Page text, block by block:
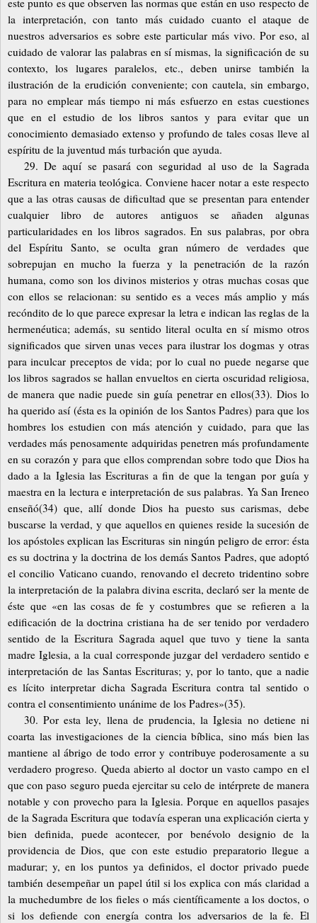
la interpretación, con tanto más cuidado cuanto el ataque de
nuestros adversarios es sobre este particular más vivo. Por eso, al
cuidado de valorar las palabras en sí mismas, la significación de su
contexto, los lugares paralelos, etc., deben unirse también la
ilustración de la erudición conveniente; con cautela, sin embargo,
para no emplear más tiempo ni más esfuerzo en estas cuestiones
que en el estudio de los libros santos y para evitar que un
conocimiento demasiado extenso y profundo de tales cosas lleve al
espíritu de la juventud más turbación que ayuda.
29. De aquí se pasará con seguridad al uso de la Sagrada
Escritura en materia teológica. Conviene hacer notar a este respecto
que a las otras causas de dificultad que se presentan para entender
cualquier libro de autores antiguos se añaden algunas
particularidades en los libros sagrados. En sus palabras, por obra
del Espíritu Santo, se oculta gran número de verdades que
sobrepujan en mucho la fuerza y la penetración de la razón
humana, como son los divinos misterios y otras muchas cosas que
con ellos se relacionan: su sentido es a veces más amplio y más
recóndito de lo que parece expresar la letra e indican las reglas de la
hermenéutica; además, su sentido literal oculta en sí mismo otros
significados que sirven unas veces para ilustrar los dogmas y otras
para inculcar preceptos de vida; por lo cual no puede negarse que
los libros sagrados se hallan envueltos en cierta oscuridad religiosa,
de manera que nadie puede sin guía penetrar en ellos(33). Dios lo
ha querido así (ésta es la opinión de los Santos Padres) para que los
hombres los estudien con más atención y cuidado, para que las
verdades más penosamente adquiridas penetren más profundamente
en su corazón y para que ellos comprendan sobre todo que Dios ha
dado a la Iglesia las Escrituras a fin de que la tengan por guía y
maestra en la lectura e interpretación de sus palabras. Ya San Ireneo
enseñó(34) que, allí donde Dios ha puesto sus carismas, debe
buscarse la verdad, y que aquellos en quienes reside la sucesión de
los apóstoles explican las Escrituras sin ningún peligro de error: ésta
es su doctrina y la doctrina de los demás Santos Padres, que adoptó
el concilio Vaticano cuando, renovando el decreto tridentino sobre
la interpretación de la palabra divina escrita, declaró ser la mente de
éste que «en las cosas de fe y costumbres que se refieren a la
edificación de la doctrina cristiana ha de ser tenido por verdadero
sentido de la Escritura Sagrada aquel que tuvo y tiene la santa
madre Iglesia, a la cual corresponde juzgar del verdadero sentido e
interpretación de las Santas Escrituras; y, por lo tanto, que a nadie
es lícito interpretar dicha Sagrada Escritura contra tal sentido o
contra el consentimiento unánime de los Padres»(35).
30. Por esta ley, llena de prudencia, la Iglesia no detiene ni
coarta las investigaciones de la ciencia bíblica, sino más bien las
mantiene al ábrigo de todo error y contribuye poderosamente a su
verdadero progreso. Queda abierto al doctor un vasto campo en el
que con paso seguro pueda ejercitar su celo de intérprete de manera
notable y con provecho para la Iglesia. Porque en aquellos pasajes
de la Sagrada Escritura que todavía esperan una explicación cierta y
bien definida, puede acontecer, por benévolo designio de la
providencia de Dios, que con este estudio preparatorio llegue a
madurar; y, en los puntos ya definidos, el doctor privado puede
también desempeñar un papel útil si los explica con más claridad a
la muchedumbre de los fieles o más científicamente a los doctos, o
si los defiende con energía contra los adversarios de la fe. El